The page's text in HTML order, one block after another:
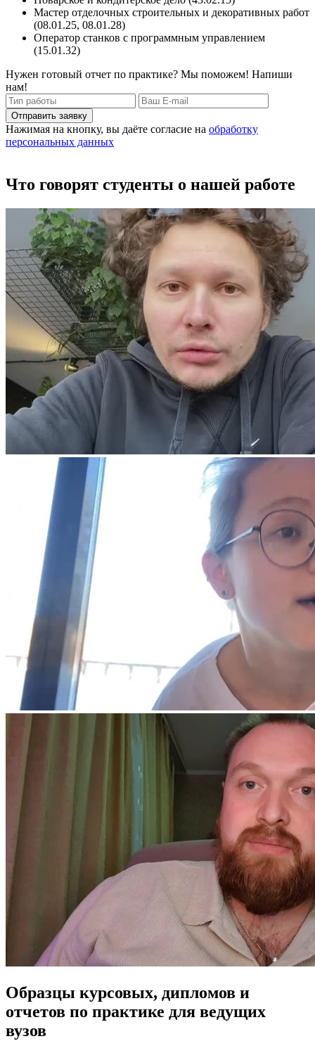
Мастер отделочных строительных и декоративных работ
(08.01.25, 08.01.28)
Оператор станков с программным управлением
(15.01.32)
Нужен готовый отчет по практике? Мы поможем! Напиши
нам!
Отправить заявку
Нажимая на кнопку, вы даёте согласие на обработку
персональных данных
Что говорят студенты о нашей работе
Образцы курсовых, дипломов и
отчетов по практике для ведущих
вузов